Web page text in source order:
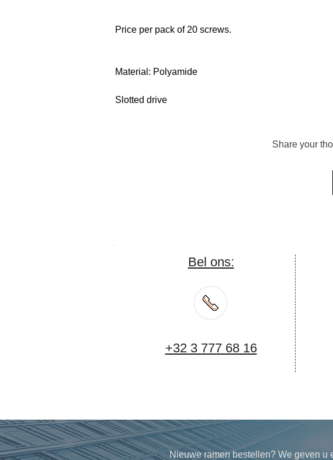
Price per pack of 20 screws.
Material: Polyamide
Slotted drive
Share your
Bel ons:
+32 3 777 68 16
Nieuwe ramen bestellen? We geven u